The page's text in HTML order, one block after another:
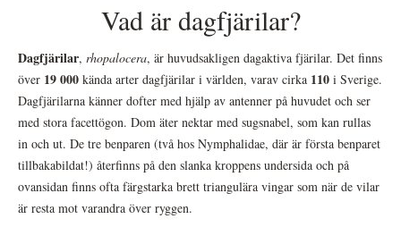
Vad är dagfjärilar?
Dagfjärilar, rhopalocera, är huvudsakligen dagaktiva fjärilar. Det finns
över 19 000 kända arter dagfjärilar i världen, varav cirka 110 i Sverige.
Dagfjärilarna känner dofter med hjälp av antenner på huvudet och ser
med stora facettögon. Dom äter nektar med sugsnabel, som kan rullas
in och ut. De tre benparen (två hos Nymphalidae, där är första benparet
tillbakabildat!) återfinns på den slanka kroppens undersida och på
ovansidan finns ofta färgstarka brett triangulära vingar som när de vilar
är resta mot varandra över ryggen.